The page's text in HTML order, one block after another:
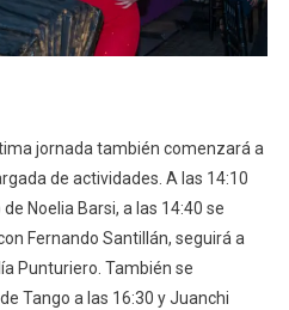
jornada también comenzará a
de actividades. A las 14:10
Noelia Barsi, a las 14:40 se
Fernando Santillán, seguirá a
Punturiero. También se
Tango a las 16:30 y Juanchi